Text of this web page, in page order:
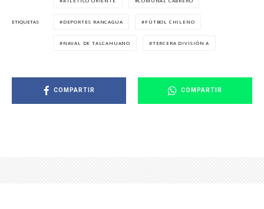
ETIQUETAS DEPORTES RANCAGUA FÚTBOL CHILENO
NAVAL DE TALCAHUANO TERCERA DIVISIÓN A
COMPARTIR COMPARTIR